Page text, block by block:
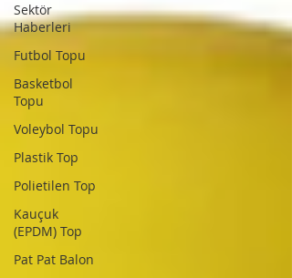
Sektör
Haberleri
Futbol Topu
Basketbol
Topu
Voleybol Topu
Plastik Top
Polietilen Top
Kauçuk
(EPDM) Top
Pat Pat Balon